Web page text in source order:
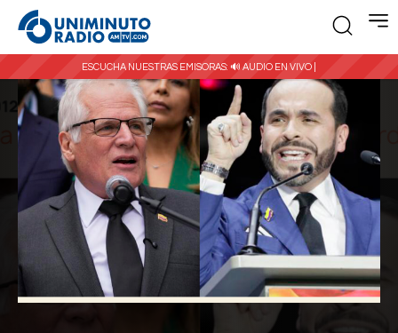
ESCUCHA NUESTRAS EMISORAS: 🔊 AUDIO EN VIVO |